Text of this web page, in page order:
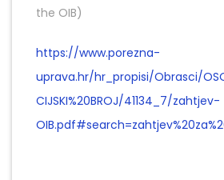
the OIB)
https://www.porezna-
uprava.hr/hr_propisi/Obrasci/
CIJSKI%20BROJ/41134_7/zahtjev-